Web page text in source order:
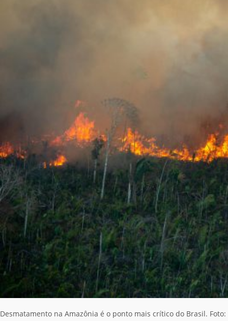
Desmatamento na Amazônia é o ponto mais crítico do Brasil. Foto: